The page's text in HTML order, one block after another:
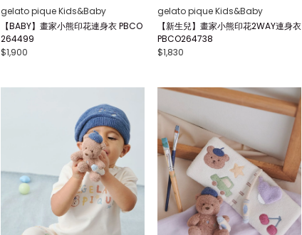
gelato pique Kids&Baby
【BABY】畫家小熊印花連身衣 PBCO
264499
$1,900
gelato pique Kids&Baby
【新生兒】畫家小熊印花2WAY連身衣
PBCO264738
$1,830